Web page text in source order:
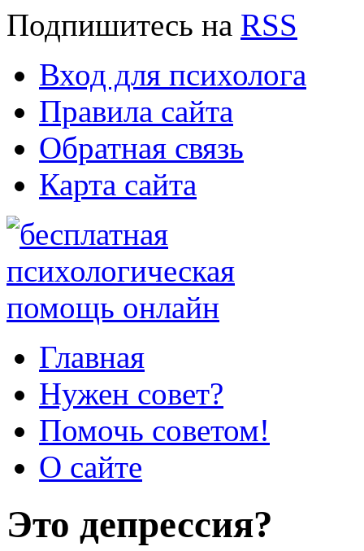
Подпишитесь на RSS
Вход для психолога
Правила сайта
Обратная связь
Карта сайта
Главная
Нужен совет?
Помочь советом!
О сайте
Это депрессия?